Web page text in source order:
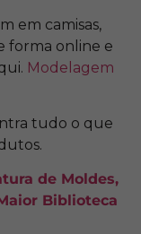
em camisas,
forma online e
Modelagem
tudo o que
de Moldes,
Biblioteca